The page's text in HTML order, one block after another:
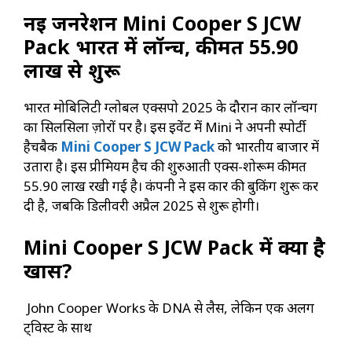
नई जनरेशन Mini Cooper S JCW
Pack भारत में लॉन्च, कीमत 55.90
लाख से शुरू
भारत मोबिलिटी ग्लोबल एक्सपो 2025 के दौरान कार लॉन्चिंग
का सिलसिला ज़ोरों पर है। इस इवेंट में Mini ने अपनी स्पोर्टी
हैचबैक Mini Cooper S JCW Packको भारतीय बाजार में
उतारा है। इस प्रीमियम हैच की शुरुआती एक्स-शोरूम कीमत
₹55.90 लाख रखी गई है। कंपनी ने इस कार की बुकिंग शुरू कर
दी है, जबकि डिलीवरी अप्रैल 2025 से शुरू होगी।
Mini Cooper S JCW Pack में क्या है
खास?
John Cooper Works के DNA से लैस, लेकिन एक अलग
ट्विस्ट के साथ